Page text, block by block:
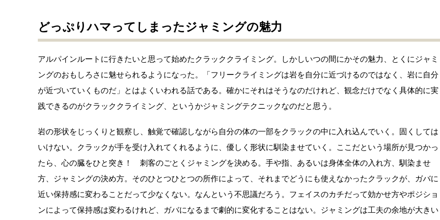
どっぷりハマってしまったジャミングの魅力
アルパインルートに行きたいと思って始めたクラッククライミング。しかしいつの間にかその魅力、とくにジャミ
ングのおもしろさに魅せられるようになった。「フリークライミングは岩を自分に近づけるのではなく、岩に自分
が近づいていくものだ」とはよくいわれる話である。確かにそれはそうなのだけれど、観念だけでなく具体的に実
践できるのがクラッククライミング、というかジャミングテクニックなのだと思う。
岩の形状をじっくりと観察し、触覚で確認しながら自分の体の一部をクラックの中に入れ込んでいく。固くしては
いけない。クラックが手を受け入れてくれるように、優しく形状に馴染ませていく。ここだという場所が見つかっ
たら、心の臓をひと突き！ 刺客のごとくジャミングを決める。手や指、あるいは身体全体の入れ方、馴染ませ
方、ジャミングの決め方。そのひとつひとつの所作によって、それまでどうにも使えなかったクラックが、ガバに
近い保持感に変わることだって少なくない。なんという不思議だろう。フェイスのカチだって効かせ方やポジショ
ンによって保持感は変わるけれど、ガバになるまで劇的に変化することはない。ジャミングは工夫の余地が大きい